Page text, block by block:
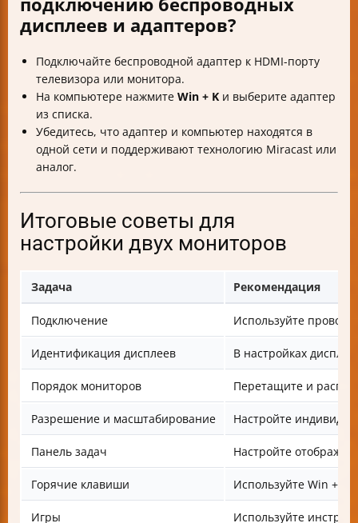
дисплеев и адаптеров?
Подключайте беспроводной адаптер к HDMI-порту
телевизора или монитора.
На компьютере нажмите Win + K и выберите адаптер
из списка.
Убедитесь, что адаптер и компьютер находятся в
одной сети и поддерживают технологию Miracast или
аналог.
Итоговые советы для
настройки двух мониторов
Задача Рекомендация
Подключение Используйте
Идентификация дисплеев В настройках
Порядок мониторов Перетащите и
Разрешение и масштабирование Настройте
Панель задач Настройте
Горячие клавиши Используйте Win +
Игры Используйте